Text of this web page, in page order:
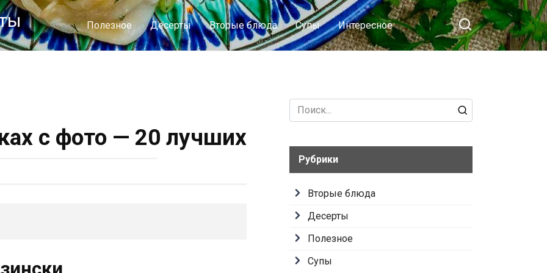
Полезное Десерты Вторые блюда Супы Интересное
с фото — 20 лучших
Search
for:
Рубрики
Вторые блюда
Десерты
Полезное
Супы